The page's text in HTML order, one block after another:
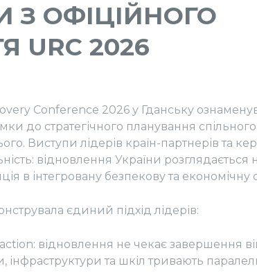
З ОФІЦІЙНОГО
URC 2026
Conference 2026 у Гданську
до стратегічного планування
Виступи лідерів країн-партнерів та
відновлення України розглядається
в інтегровану безпекову та
єдиний підхід лідерів:
відновлення не чекає завершення
інфраструктури та шкіл тривають